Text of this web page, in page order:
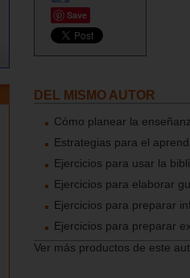
Save
DEL MISMO AUTOR
Cómo planear la
Estrategias para el
Ejercicios para usar la
Ejercicios para elaborar
Ejercicios para preparar
Ejercicios para preparar
Ver más productos de este